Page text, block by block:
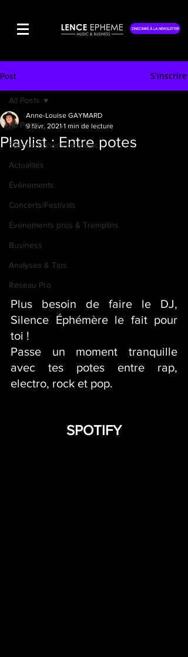
S'INSCRIRE À LA NEWSLETTER
Post S'inscrire
All Posts
Silence Éphémère Music
Actualités
Événements
Concerts/Festivals
Événements pros & Tremplins
Business
Analyses & Tips
Réseau Pro
All Posts
Playlist : Entre potes
Anne-Louise GAYMARD
9 févr. 2021 1 min de lecture
Plus besoin de faire le DJ,
Silence Éphémère le fait pour
toi !
Passe un moment tranquille
avec tes potes entre rap,
electro, rock et pop.
SPOTIFY